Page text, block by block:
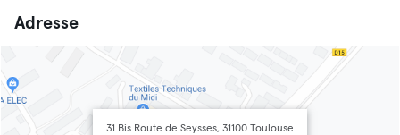
Adresse
31 Bis Route de Seysses, 31100 Toulouse